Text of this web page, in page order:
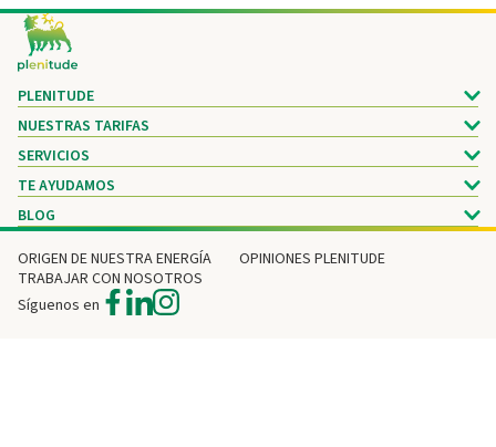
Footer
PLENITUDE
NUESTRAS TARIFAS
SERVICIOS
TE AYUDAMOS
BLOG
ORIGEN DE NUESTRA ENERGÍA
OPINIONES PLENITUDE
TRABAJAR CON NOSOTROS
Síguenos en